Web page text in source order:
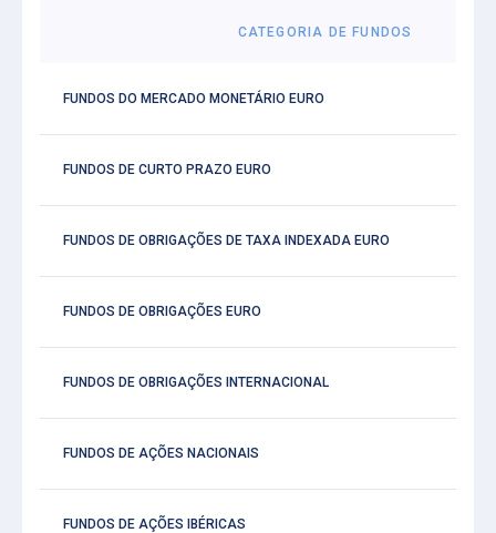
CATEGORIA DE FUNDOS
FUNDOS DO MERCADO MONETÁRIO EURO
FUNDOS DE CURTO PRAZO EURO
FUNDOS DE OBRIGAÇÕES DE TAXA INDEXADA EURO
FUNDOS DE OBRIGAÇÕES EURO
FUNDOS DE OBRIGAÇÕES INTERNACIONAL
FUNDOS DE AÇÕES NACIONAIS
FUNDOS DE AÇÕES IBÉRICAS